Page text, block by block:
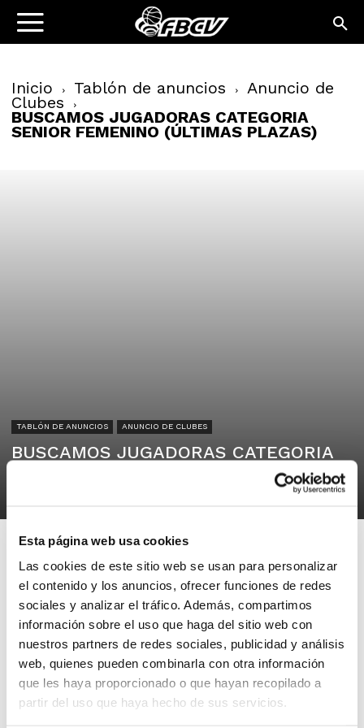
Esta página web usa cookies
Las cookies de este sitio web se usan para personalizar
el contenido y los anuncios, ofrecer funciones de redes
sociales y analizar el tráfico. Además, compartimos
información sobre el uso que haga del sitio web con
nuestros partners de redes sociales, publicidad y análisis
web, quienes pueden combinarla con otra información
que les haya proporcionado o que hayan recopilado a
partir del uso que haya hecho de sus servicios.
Inicio Tablón de anuncios Anuncio de
Clubes
BUSCAMOS JUGADORAS CATEGORIA
SENIOR FEMENINO (ÚLTIMAS PLAZAS)
TABLÓN DE ANUNCIOS ANUNCIO DE CLUBES
BUSCAMOS JUGADORAS CATEGORIA
SENIOR FEMENINO (ÚLTIMAS PLAZAS)
S.D. SAN PEDRO PASCUAL
46008 Valencia
Buscamos jugadoras para terminar de
cerrar las plantillas de nuestros dos